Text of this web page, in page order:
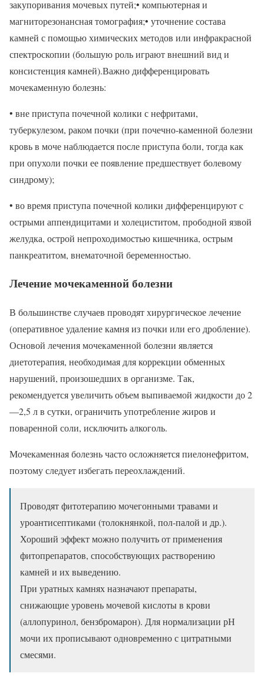
закупоривания мочевых путей;• компьютерная и
магниторезонансная томография;• уточнение состава
камней с помощью химических методов или инфракрасной
спектроскопии (большую роль играют внешний вид и
консистенция камней).Важно дифференцировать
мочекаменную болезнь:
• вне приступа почечной колики с нефритами,
туберкулезом, раком почки (при почечно-каменной болезни
кровь в моче наблюдается после приступа боли, тогда как
при опухоли почки ее появление предшествует болевому
синдрому);
• во время приступа почечной колики дифференцируют с
острыми аппендицитами и холециститом, прободной язвой
желудка, острой непроходимостью кишечника, острым
панкреатитом, внематочной беременностью.
Лечение мочекаменной болезни
В большинстве случаев проводят хирургическое лечение
(оперативное удаление камня из почки или его дробление).
Основой лечения мочекаменной болезни является
диетотерапия, необходимая для коррекции обменных
нарушений, произошедших в организме. Так,
рекомендуется увеличить объем выпиваемой жидкости до 2
—2,5 л в сутки, ограничить употребление жиров и
поваренной соли, исключить алкоголь.
Мочекаменная болезнь часто осложняется пиелонефритом,
поэтому следует избегать переохлаждений.
Проводят фитотерапию мочегонными травами и
уроантисептиками (толокнянкой, пол-палой и др.).
Хороший эффект можно получить от применения
фитопрепаратов, способствующих растворению
камней и их выведению.
При уратных камнях назначают препараты,
снижающие уровень мочевой кислоты в крови
(аллопуринол, бензбромарон). Для нормализации рН
мочи их прописывают одновременно с цитратными
смесями.